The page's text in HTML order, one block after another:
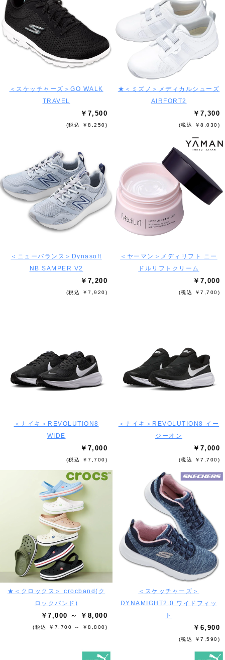
＜スケッチャーズ＞GO WALK
TRAVEL
￥7,500
(税込 ￥8,250)
★＜ミズノ＞メディカルシューズ
AIRFORT2
￥7,300
(税込 ￥8,030)
＜ニューバランス＞Dynasoft
NB SAMPER V2
￥7,200
(税込 ￥7,920)
＜ヤーマン＞メディリフト ニー
ドルリフトクリーム
￥7,000
(税込 ￥7,700)
＜ナイキ＞REVOLUTION8
WIDE
￥7,000
(税込 ￥7,700)
＜ナイキ＞REVOLUTION8 イー
ジーオン
￥7,000
(税込 ￥7,700)
★＜クロックス＞ crocband(ク
ロックバンド)
￥7,000 ～ ￥8,000
(税込 ￥7,700 ～ ￥8,800)
＜スケッチャーズ＞
DYNAMIGHT2.0 ワイドフィッ
ト
￥6,900
(税込 ￥7,590)